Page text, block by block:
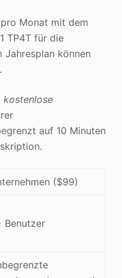
Monat mit dem
TP4T für die
Jahresplan können
kostenlose
auf 10 Minuten
($99)
Benutzer